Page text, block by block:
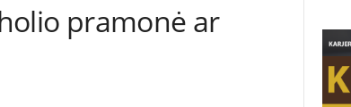
pramonė ar